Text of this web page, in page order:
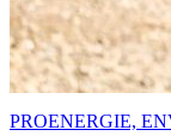
PROENERGIE,